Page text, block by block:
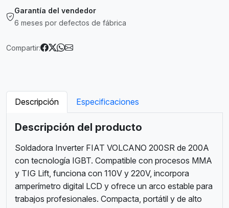
Garantía del vendedor
6 meses por defectos de fábrica
Compartir:
Descripción Especificaciones
Descripción del producto
Soldadora Inverter FIAT VOLCANO 200SR de 200A
con tecnología IGBT. Compatible con procesos MMA
y TIG Lift, funciona con 110V y 220V, incorpora
amperímetro digital LCD y ofrece un arco estable para
trabajos profesionales. Compacta, portátil y de alto